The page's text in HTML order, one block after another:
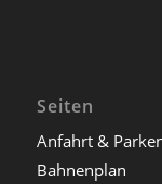
Seiten
Anfahrt &
Bahnenplan